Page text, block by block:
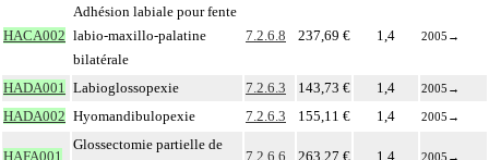
HACA002
Adhésion labiale pour fente
labio-maxillo-palatine
bilatérale
7.2.6.8 237,69 € 1,4 2005 →
HADA001 Labioglossopexie 7.2.6.3 143,73 € 1,4 2005 →
HADA002 Hyomandibulopexie 7.2.6.3 155,11 € 1,4 2005 →
HAFA001
Glossectomie partielle de
7.2.6.6 263,27 € 1,4 2005 →